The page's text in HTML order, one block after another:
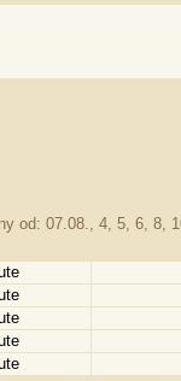
od: 07.08., 4, 5, 6, 8,